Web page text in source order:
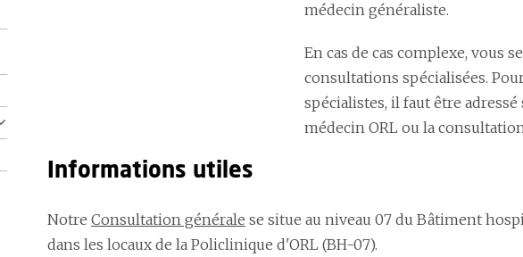
médecin généraliste.
En cas de cas complexe, vous
consultations spécialisées.
spécialistes, il faut être
médecin ORL ou la
Informations utiles
Notre Consultation générale se situe au niveau 07 du Bâtiment
dans les locaux de la Policlinique d'ORL (BH-07).